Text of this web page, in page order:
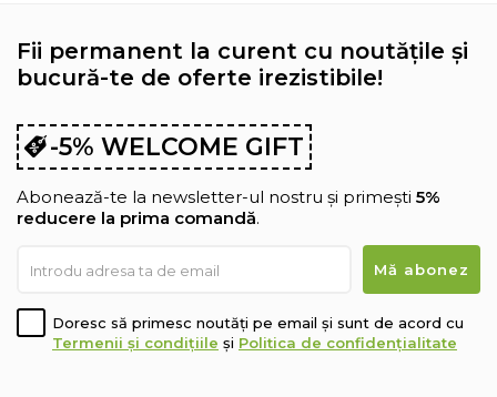
Fii permanent la curent cu noutățile și
bucură-te de oferte irezistibile!
-5% WELCOME GIFT
Abonează-te la newsletter-ul nostru și primești 5%
reducere la prima comandă.
Doresc să primesc noutăți pe email și sunt de acord cu
Termenii și condițiile și Politica de confidențialitate